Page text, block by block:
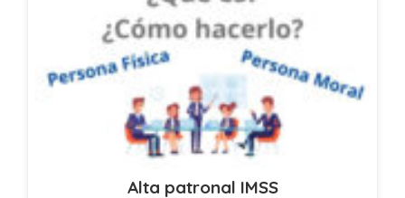
Alta patronal IMSS